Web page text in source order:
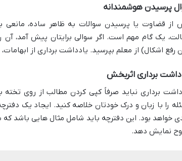
پرسیدن هوشمندانه
از قضاوت یا پرسیدن سوالات به ظاهر ساده،
یک گام مهم است. اگر سوالی برایتان پیش آمد، آن
رفع اشکال) از معلم بپرسید. یادداشت برداری از
برداری اثربخش
برداری نباید صرفاً کپی کردن مطالب از روی
را با زبان و درک خودتان خلاصه کنید. ایجاد یک
خواهد بود. این دفترچه باید شامل مثال هایی باشد
نمایش دهد.